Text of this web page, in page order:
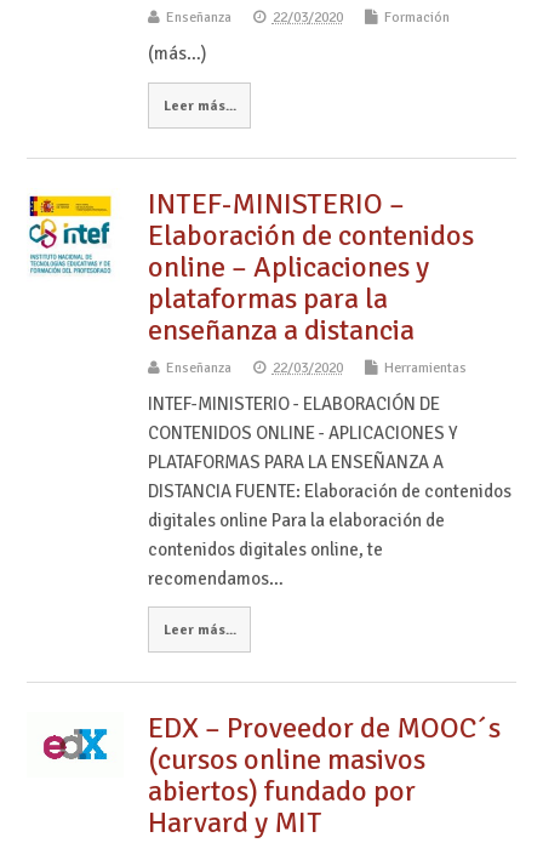
Enseñanza 22/03/2020 Formación
(más…)
Leer más...
INTEF-MINISTERIO –
Elaboración de contenidos
online – Aplicaciones y
plataformas para la
enseñanza a distancia
Enseñanza 22/03/2020 Herramientas
INTEF-MINISTERIO - ELABORACIÓN DE
CONTENIDOS ONLINE - APLICACIONES Y
PLATAFORMAS PARA LA ENSEÑANZA A
DISTANCIA FUENTE: Elaboración de contenidos
digitales online Para la elaboración de
contenidos digitales online, te
recomendamos…
Leer más...
EDX – Proveedor de MOOC´s
(cursos online masivos
abiertos) fundado por
Harvard y MIT